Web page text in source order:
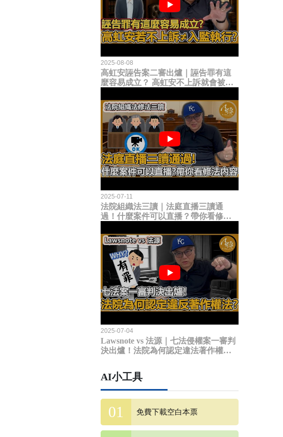
2025-08-08
高虹安誣告案二審出爐｜誣告罪有這
麼容易成立？ 高虹安不上訴就會被
2025-07-11
法院組織法三讀｜法庭直播三讀通
過！什麼案件可以直播？帶你看修法
2025-07-04
Lawsnote vs 法源｜七法侵權案一審判
決出爐！法院為何認定違法著作權
AI小工具
免費下載空白本票